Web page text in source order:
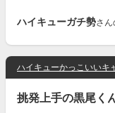
ハイキューガチ勢さん
ハイキューかっこいいキ
挑発上手の黒尾く